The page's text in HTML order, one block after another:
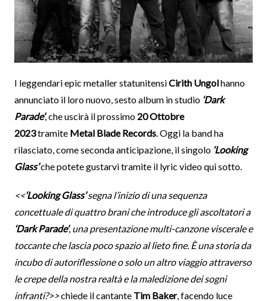
I leggendari epic metaller statunitensiCirith Ungolhanno
annunciato il loro nuovo, sesto album in studio ‘Dark
Parade’, che uscirà il prossimo 20 Ottobre
2023tramite Metal Blade Records. Oggi la band ha
rilasciato, come seconda anticipazione, il singolo ‘Looking
Glass’che potete gustarvi tramite il lyric video qui sotto.
<<‘Looking Glass’segna l’inizio di una sequenza
concettuale di quattro brani che introduce gli ascoltatori a
‘Dark Parade’, una presentazione multi-canzone viscerale e
toccante che lascia poco spazio al lieto fine. È una storia da
incubo di autoriflessione o solo un altro viaggio attraverso
le crepe della nostra realtà e la maledizione dei sogni
infranti?>>chiede il cantante Tim Baker, facendo luce